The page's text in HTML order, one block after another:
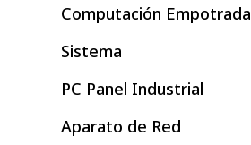
Computación Empotrada
Sistema
PC Panel Industrial
Aparato de Red